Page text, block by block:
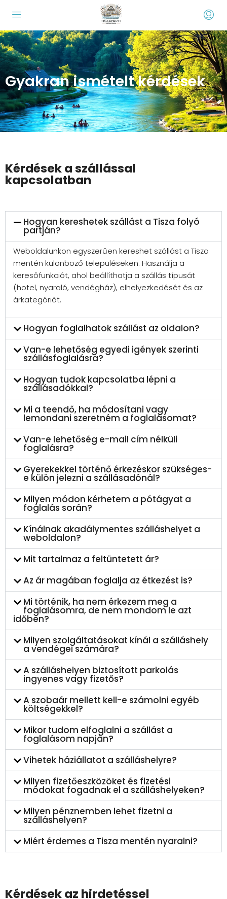
Gyakran ismételt kérdések
Kérdések a szállással
kapcsolatban
Hogyan kereshetek szállást a Tisza folyó
partján?
Weboldalunkon egyszerűen kereshet szállást a Tisza
mentén különböző településeken. Használja a
keresőfunkciót, ahol beállíthatja a szállás típusát
(hotel, nyaraló, vendégház), elhelyezkedését és az
árkategóriát.
Hogyan foglalhatok szállást az oldalon?
Van-e lehetőség egyedi igények szerinti
szállásfoglalásra?
Hogyan tudok kapcsolatba lépni a
szállásadókkal?
Mi a teendő, ha módosítani vagy
lemondani szeretném a foglalásomat?
Van-e lehetőség e-mail cím nélküli
foglalásra?
Gyerekekkel történő érkezéskor szükséges-
e külön jelezni a szállásadónál?
Milyen módon kérhetem a pótágyat a
foglalás során?
Kínálnak akadálymentes szálláshelyet a
weboldalon?
Mit tartalmaz a feltüntetett ár?
Az ár magában foglalja az étkezést is?
Mi történik, ha nem érkezem meg a
foglalásomra, de nem mondom le azt
időben?
Milyen szolgáltatásokat kínál a szálláshely
a vendégei számára?
A szálláshelyen biztosított parkolás
ingyenes vagy fizetős?
A szobaár mellett kell-e számolni egyéb
költségekkel?
Mikor tudom elfoglalni a szállást a
foglalásom napján?
Vihetek háziállatot a szálláshelyre?
Milyen fizetőeszközöket és fizetési
módokat fogadnak el a szálláshelyeken?
Milyen pénznemben lehet fizetni a
szálláshelyen?
Miért érdemes a Tisza mentén nyaralni?
Kérdések az hirdetéssel